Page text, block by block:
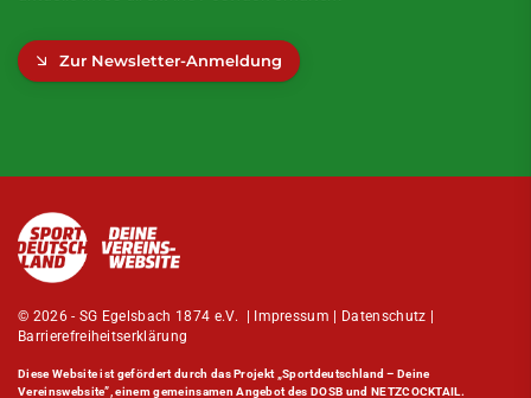
Zur Newsletter-Anmeldung
© 2026 - SG Egelsbach 1874 e.V. | Impressum Datenschutz
Barrierefreiheitserklärung
Diese Website ist gefördert durch das Projekt„Sportdeutschland – Deine
Vereinswebsite”, einem gemeinsamen Angebot des DOSB und NETZCOCKTAIL.